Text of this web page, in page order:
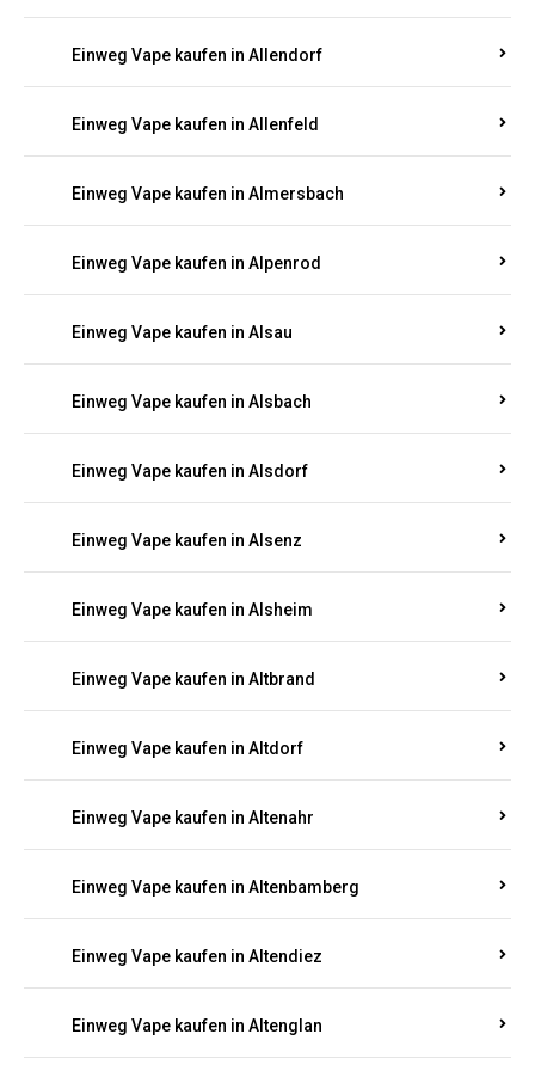
Einweg Vape kaufen in Allendorf
Einweg Vape kaufen in Allenfeld
Einweg Vape kaufen in Almersbach
Einweg Vape kaufen in Alpenrod
Einweg Vape kaufen in Alsau
Einweg Vape kaufen in Alsbach
Einweg Vape kaufen in Alsdorf
Einweg Vape kaufen in Alsenz
Einweg Vape kaufen in Alsheim
Einweg Vape kaufen in Altbrand
Einweg Vape kaufen in Altdorf
Einweg Vape kaufen in Altenahr
Einweg Vape kaufen in Altenbamberg
Einweg Vape kaufen in Altendiez
Einweg Vape kaufen in Altenglan